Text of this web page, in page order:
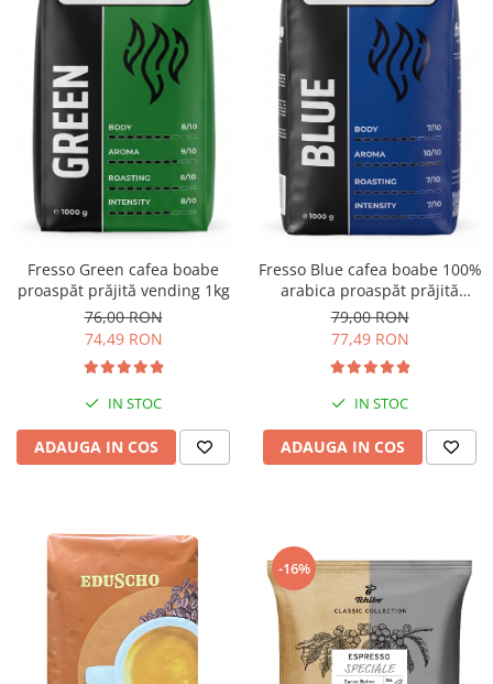
Fresso Green cafea boabe
proaspăt prăjită vending 1kg
76,00 RON
74,49 RON
IN STOC
ADAUGA IN COS
Fresso Blue cafea boabe 100%
arabica proaspăt prăjită
vending 1kg
79,00 RON
77,49 RON
IN STOC
ADAUGA IN COS
-16%